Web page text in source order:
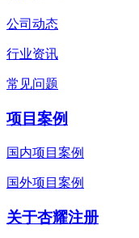
公司动态
行业资讯
常见问题
项目案例
国内项目案例
国外项目案例
关于杏耀注册